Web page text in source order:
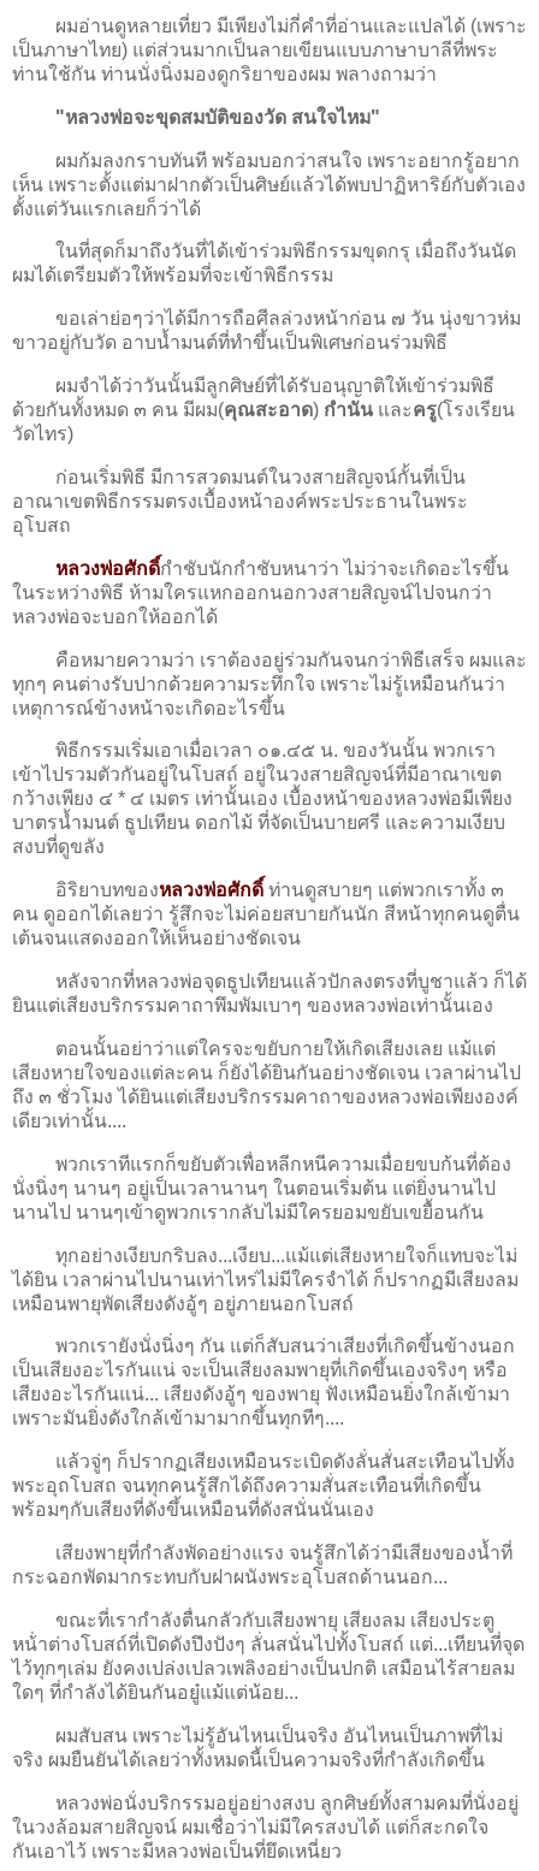
ผมอ่านดูหลายเที่ยว มีเพียงไม่กี่คำที่อ่านและแปลได้ (เพราะ
เป็นภาษาไทย) แต่ส่วนมากเป็นลายเขียนแบบภาษาบาลีที่พระ
ท่านใช้กัน ท่านนั่งนิ่งมองดูกริยาของผม พลางถามว่า
"หลวงพ่อจะขุดสมบัติของวัด สนใจไหม"
ผมก้มลงกราบทันที พร้อมบอกว่าสนใจ เพราะอยากรู้อยาก
เห็น เพราะตั้งแต่มาฝากตัวเป็นศิษย์แล้วได้พบปาฏิหาริย์กับตัวเอง
ตั้งแต่วันแรกเลยก็ว่าได้
ในที่สุดก็มาถึงวันที่ได้เข้าร่วมพิธีกรรมขุดกรุ เมื่อถึงวันนัด
ผมได้เตรียมตัวให้พร้อมที่จะเข้าพิธีกรรม
ขอเล่าย่อๆว่าได้มีการถือศีลล่วงหน้าก่อน ๗ วัน นุ่งขาวห่ม
ขาวอยู่กับวัด อาบน้ำมนต์ที่ทำขึ้นเป็นพิเศษก่อนร่วมพิธี
ผมจำได้ว่าวันนั้นมีลูกศิษย์ที่ได้รับอนุญาติให้เข้าร่วมพิธี
ด้วยกันทั้งหมด ๓ คน มีผม(คุณสะอาด) กำนัน และครู(โรงเรียน
วัดไทร)
ก่อนเริ่มพิธี มีการสวดมนต์ในวงสายสิญจน์กั้นที่เป็น
อาณาเขตพิธีกรรมตรงเบื้องหน้าองค์พระประธานในพระ
อุโบสถ
หลวงพ่อศักดิ์กำชับนักกำชับหนาว่า ไม่ว่าจะเกิดอะไรขึ้น
ในระหว่างพิธี ห้ามใครแหกออกนอกวงสายสิญจน์ไปจนกว่า
หลวงพ่อจะบอกให้ออกได้
คือหมายความว่า เราต้องอยู่ร่วมกันจนกว่าพิธีเสร็จ ผมและ
ทุกๆ คนต่างรับปากด้วยความระทึกใจ เพราะไม่รู้เหมือนกันว่า
เหตุการณ์ข้างหน้าจะเกิดอะไรขึ้น
พิธีกรรมเริ่มเอาเมื่อเวลา ๐๑.๔๕ น. ของวันนั้น พวกเรา
เข้าไปรวมตัวกันอยู่ในโบสถ์ อยู่ในวงสายสิญจน์ที่มีอาณาเขต
กว้างเพียง ๔ * ๔ เมตร เท่านั้นเอง เบื้องหน้าของหลวงพ่อมีเพียง
บาตรน้ำมนต์ ธูปเทียน ดอกไม้ ที่จัดเป็นบายศรี และความเงียบ
สงบที่ดูขลัง
อิริยาบทของหลวงพ่อศักดิ์ ท่านดูสบายๆ แต่พวกเราทั้ง ๓
คน ดูออกได้เลยว่า รู้สึกจะไม่ค่อยสบายกันนัก สีหน้าทุกคนดูตื่น
เต้นจนแสดงออกให้เห็นอย่างชัดเจน
หลังจากที่หลวงพ่อจุดธูปเทียนแล้วปักลงตรงที่บูชาแล้ว ก็ได้
ยินแต่เสียงบริกรรมคาถาพึมพัมเบาๆ ของหลวงพ่อเท่านั้นเอง
ตอนนั้นอย่าว่าแต่ใครจะขยับกายให้เกิดเสียงเลย แม้แต่
เสียงหายใจของแต่ละคน ก็ยังได้ยินกันอย่างชัดเจน เวลาผ่านไป
ถึง ๓ ชั่วโมง ได้ยินแต่เสียงบริกรรมคาถาของหลวงพ่อเพียงองค์
เดียวเท่านั้น....
พวกเราทีแรกก็ขยับตัวเพื่อหลีกหนีความเมื่อยขบก้นที่ต้อง
นั่งนิ่งๆ นานๆ อยู่เป็นเวลานานๆ ในตอนเริ่มต้น แต่ยิ่งนานไป
นานไป นานๆเข้าดูพวกเรากลับไม่มีใครยอมขยับเขยื้อนกัน
ทุกอย่างเงียบกริบลง...เงียบ...แม้แต่เสียงหายใจก็แทบจะไม่
ได้ยิน เวลาผ่านไปนานเท่าไหร่ไม่มีใครจำได้ ก็ปรากฏมีเสียงลม
เหมือนพายุพัดเสียงดังอู้ๆ อยู่ภายนอกโบสถ์
พวกเรายังนั่งนิ่งๆ กัน แต่ก็สับสนว่าเสียงที่เกิดขึ้นข้างนอก
เป็นเสียงอะไรกันแน่ จะเป็นเสียงลมพายุที่เกิดขึ้นเองจริงๆ หรือ
เสียงอะไรกันแน่... เสียงดังอู้ๆ ของพายุ ฟังเหมือนยิ่งใกล้เข้ามา
เพราะมันยิ่งดังใกล้เข้ามามากขึ้นทุกทีๆ....
แล้วจู่ๆ ก็ปรากฏเสียงเหมือนระเบิดดังลั่นสั่นสะเทือนไปทั้ง
พระอุถโบสถ จนทุกคนรู้สึกได้ถึงความสั่นสะเทือนที่เกิดขึ้น
พร้อมๆกับเสียงที่ดังขึ้นเหมือนที่ดังสนั่นนั่นเอง
เสียงพายุที่กำลังพัดอย่างแรง จนรู้สึกได้ว่ามีเสียงของน้ำที่
กระฉอกพัดมากระทบกับฝาผนังพระอุโบสถด้านนอก...
ขณะที่เรากำลังตื่นกลัวกับเสียงพายุ เสียงลม เสียงประตู
หน้่าต่างโบสถ์ที่เปิดดังปึงปังๆ ลั่นสนั่นไปทั้งโบสถ์ แต่...เทียนที่จุด
ไว้ทุกๆเล่ม ยังคงเปล่งเปลวเพลิงอย่างเป็นปกติ เสมือนไร้สายลม
ใดๆ ที่กำลังได้ยินกันอยู๋แม้แต่น้อย...
ผมสับสน เพราะไม่รู้อันไหนเป็นจริง อันไหนเป็นภาพที่ไม่
จริง ผมยืนยันได้เลยว่าทั้งหมดนี้เป็นความจริงที่กำลังเกิดขึ้น
หลวงพ่อนั่งบริกรรมอยู่อย่างสงบ ลูกศิษย์ทั้งสามคมที่นั่งอยู่
ในวงล้อมสายสิญจน์ ผมเชื่อว่าไม่มีใครสงบได้ แต่ก็สะกดใจ
กันเอาไว้ เพราะมีหลวงพ่อเป็นที่ยึดเหนี่ยว